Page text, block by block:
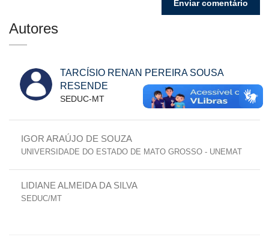
Autores
TARCÍSIO RENAN PEREIRA SOUSA
RESENDE
SEDUC-MT
IGOR ARAÚJO DE SOUZA
UNIVERSIDADE DO ESTADO DE MATO GROSSO - UNEMAT
LIDIANE ALMEIDA DA SILVA
SEDUC/MT